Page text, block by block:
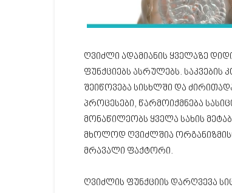
ღვიძლი ადამიანის ყველაზე
ფუნქციებს ასრულებს.
შეიწოვება სისხლში და
პროცესები, წარმოიქმნება
მონაწილეობს ყველა სახის
მხოლოდ ღვიძლშია
მრავალი ფაქტორი.
ღვიძლის ფუნქციის დარღვევა